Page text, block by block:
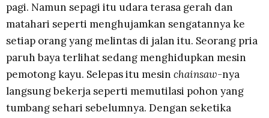
pagi. Namun sepagi itu udara terasa gerah dan
matahari seperti menghujamkan sengatannya ke
setiap orang yang melintas di jalan itu. Seorang pria
paruh baya terlihat sedang menghidupkan mesin
pemotong kayu. Selepas itu mesin chainsaw-nya
langsung bekerja seperti memutilasi pohon yang
tumbang sehari sebelumnya. Dengan seketika